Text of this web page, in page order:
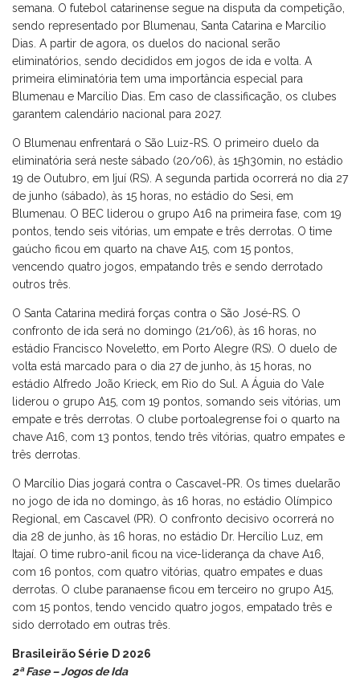
semana. O futebol catarinense segue na disputa da competição,
sendo representado por Blumenau, Santa Catarina e Marcílio
Dias. A partir de agora, os duelos do nacional serão
eliminatórios, sendo decididos em jogos de ida e volta. A
primeira eliminatória tem uma importância especial para
Blumenau e Marcílio Dias. Em caso de classificação, os clubes
garantem calendário nacional para 2027.
O Blumenau enfrentará o São Luiz-RS. O primeiro duelo da
eliminatória será neste sábado (20/06), às 15h30min, no estádio
19 de Outubro, em Ijuí (RS). A segunda partida ocorrerá no dia 27
de junho (sábado), às 15 horas, no estádio do Sesi, em
Blumenau. O BEC liderou o grupo A16 na primeira fase, com 19
pontos, tendo seis vitórias, um empate e três derrotas. O time
gaúcho ficou em quarto na chave A15, com 15 pontos,
vencendo quatro jogos, empatando três e sendo derrotado
outros três.
O Santa Catarina medirá forças contra o São José-RS. O
confronto de ida será no domingo (21/06), às 16 horas, no
estádio Francisco Noveletto, em Porto Alegre (RS). O duelo de
volta está marcado para o dia 27 de junho, às 15 horas, no
estádio Alfredo João Krieck, em Rio do Sul. A Águia do Vale
liderou o grupo A15, com 19 pontos, somando seis vitórias, um
empate e três derrotas. O clube portoalegrense foi o quarto na
chave A16, com 13 pontos, tendo três vitórias, quatro empates e
três derrotas.
O Marcílio Dias jogará contra o Cascavel-PR. Os times duelarão
no jogo de ida no domingo, às 16 horas, no estádio Olímpico
Regional, em Cascavel (PR). O confronto decisivo ocorrerá no
dia 28 de junho, às 16 horas, no estádio Dr. Hercílio Luz, em
Itajaí. O time rubro-anil ficou na vice-liderança da chave A16,
com 16 pontos, com quatro vitórias, quatro empates e duas
derrotas. O clube paranaense ficou em terceiro no grupo A15,
com 15 pontos, tendo vencido quatro jogos, empatado três e
sido derrotado em outras três.
Brasileirão Série D 2026
2ª Fase – Jogos de Ida